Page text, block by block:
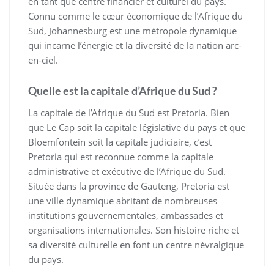
Connu comme le cœur économique de l’Afrique du
Sud, Johannesburg est une métropole dynamique
qui incarne l’énergie et la diversité de la nation arc-
en-ciel.
Quelle est la capitale d’Afrique du Sud ?
La capitale de l’Afrique du Sud est Pretoria. Bien
que Le Cap soit la capitale législative du pays et que
Bloemfontein soit la capitale judiciaire, c’est
Pretoria qui est reconnue comme la capitale
administrative et exécutive de l’Afrique du Sud.
Située dans la province de Gauteng, Pretoria est
une ville dynamique abritant de nombreuses
institutions gouvernementales, ambassades et
organisations internationales. Son histoire riche et
sa diversité culturelle en font un centre névralgique
du pays.